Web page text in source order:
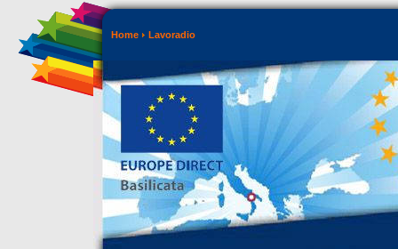
Home Lavoradio